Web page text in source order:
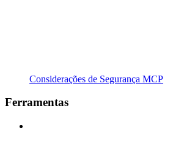
Considerações de Segurança MCP
Ferramentas